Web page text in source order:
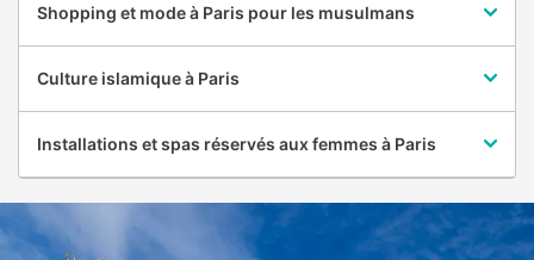
Shopping et mode à Paris pour les musulmans
Culture islamique à Paris
Installations et spas réservés aux femmes à Paris